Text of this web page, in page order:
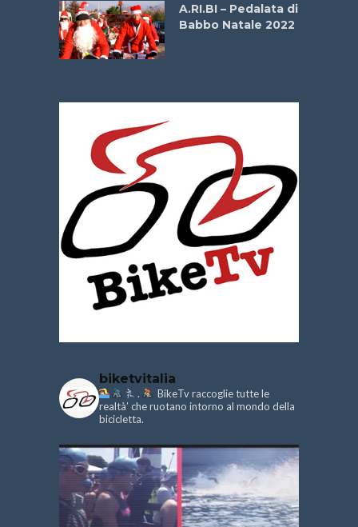
A.RI.BI – Pedalata di
Babbo Natale 2022
biketvitalia
.
BikeTv raccoglie tutte le
realtà’ che ruotano intorno al mondo della
bicicletta.